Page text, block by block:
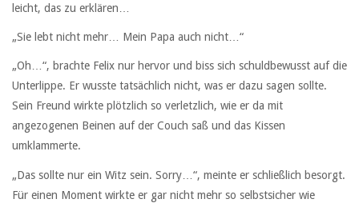
leicht, das zu erklären…
„Sie lebt nicht mehr… Mein Papa auch nicht…“
„Oh…“, brachte Felix nur hervor und biss sich schuldbewusst auf die
Unterlippe. Er wusste tatsächlich nicht, was er dazu sagen sollte.
Sein Freund wirkte plötzlich so verletzlich, wie er da mit
angezogenen Beinen auf der Couch saß und das Kissen
umklammerte.
„Das sollte nur ein Witz sein. Sorry…“, meinte er schließlich besorgt.
Für einen Moment wirkte er gar nicht mehr so selbstsicher wie